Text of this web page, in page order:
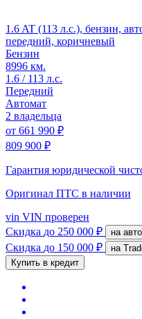
1.6 AT (113 л.с.), бензин,
передний, коричневый
Бензин
8996 км.
1.6 / 113 л.с.
Передний
Автомат
2 владельца
от 661 990 ₽
809 900 ₽
Гарантия юридической
Оригинал ПТС в наличии
vin VIN проверен
Скидка до 250 000 ₽ на
Скидка до 150 000 ₽
на
Купить в кредит